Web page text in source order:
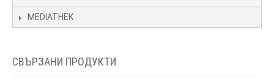
MEDIATHEK
СВЪРЗАНИ ПРОДУКТИ